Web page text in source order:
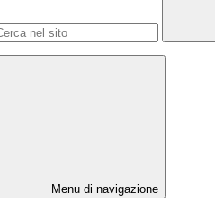
Menu di navigazione